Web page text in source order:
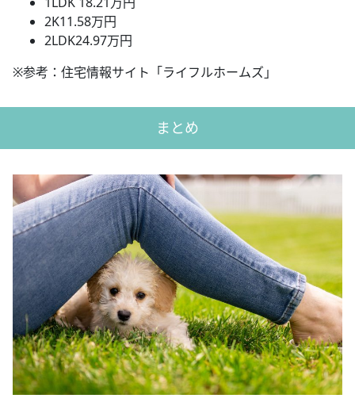
2K11.58万円
2LDK24.97万円
※参考：住宅情報サイト「ライフルホームズ」
まとめ